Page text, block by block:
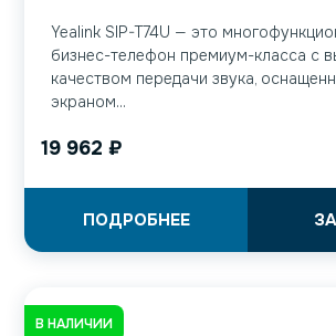
Yealink SIP-T74U — это
бизнес-телефон премиум-класса с
качеством передачи звука,
экраном...
19 962 ₽
ПОДРОБНЕЕ
В НАЛИЧИИ